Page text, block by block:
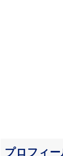
プロフィー